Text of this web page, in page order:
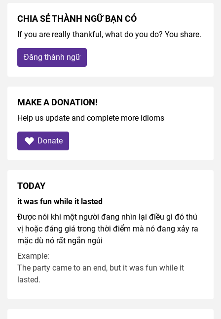
CHIA SẺ THÀNH NGỮ BẠN CÓ
If you are really thankful, what do you do? You share.
Đăng thành ngữ
MAKE A DONATION!
Help us update and complete more idioms
Donate
TODAY
it was fun while it lasted
Được nói khi một người đang nhìn lại điều gì đó thú
vị hoặc đáng giá trong thời điểm mà nó đang xảy ra
mặc dù nó rất ngắn ngủi
Example:
The party came to an end, but it was fun while it
lasted.